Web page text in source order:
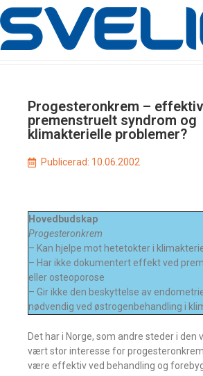
Progesteronkrem –
premenstruelt syndrom og
klimakterielle problemer?
Publicerad: 10.06.2002
Hovedbudskap
Progesteronkrem
– Kan hjelpe mot hetetokter i
– Har ikke dokumentert effekt ved
eller osteoporose
– Gir ikke den beskyttelse av
nødvendig ved østrogenbehandling i
Det har i Norge, som andre steder i den
vært stor interesse for
være effektiv ved behandling og